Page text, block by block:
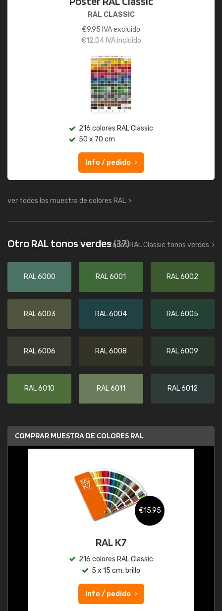
RAL CLASSIC
€9,95 IVA excluido
€12,04IVA incluido
216 colores RAL Classic
50 x 70 cm
Info / pedido
ver todos los muestra de colores RAL
Otro RAL tonos verdes(37)
todos RAL Classic tonos verdes
RAL 6000 RAL 6001 RAL 6002
RAL 6003 RAL 6004 RAL 6005
RAL 6006 RAL 6008 RAL 6009
RAL 6010 RAL 6011 RAL 6012
COMPRAR MUESTRA DE COLORES RAL
€15,95
RAL K7
216 colores RAL Classic
5 x 15 cm, brillo
Info / pedido